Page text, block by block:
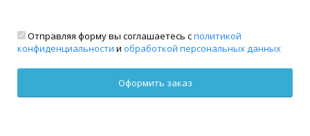
Отправляя форму вы соглашаетесь сполитикой
конфиденциальности и обработкой персональных данных